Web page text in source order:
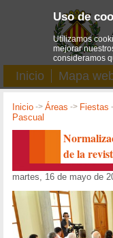
Inicio Mapa
Inicio ->Áreas -> Fiestas
Pascual
de la
martes, 16 de mayo de
Uso de
Utilizamos
mejorar
consideramos